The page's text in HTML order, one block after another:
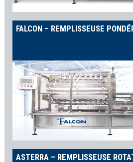
FALCON – REMPLISSEUSE
ASTERRA – REMPLISSEUSE